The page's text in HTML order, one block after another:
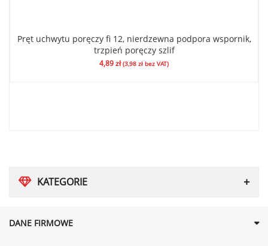
KATEGORIE
Pręt uchwytu poręczy fi 12, nierdzewna podpora wspornik,
trzpień poręczy szlif
4,89zł (3,98 zł bez VAT)
DANE FIRMOWE